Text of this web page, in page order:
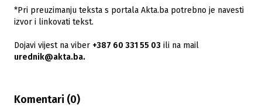
*Pri preuzimanju teksta s portala Akta.ba potrebno je navesti
izvor i linkovati tekst.
Dojavi vijest na viber +387 60 331 55 03 ili na mail
urednik@akta.ba.
Komentari (0)